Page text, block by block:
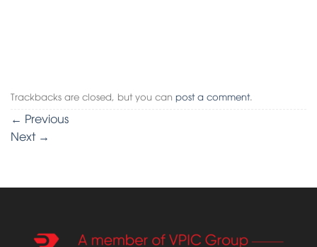
Trackbacks are closed, but you can post a comment.
← Previous
Next →